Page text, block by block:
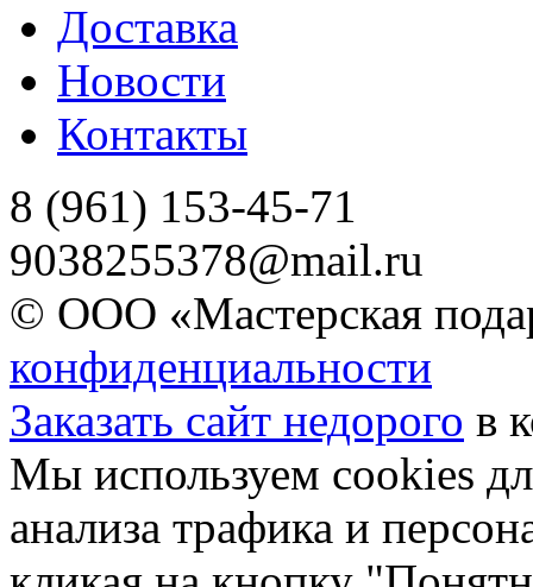
Доставка
Новости
Контакты
8 (961) 153-45-71
9038255378@mail.ru
© ООО «Мастерская
конфиденциальности
Заказать сайт недорого в
Мы используем cookies
анализа трафика и